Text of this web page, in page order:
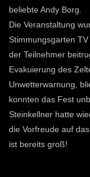
beliebte Andy Borg.
Die Veranstaltung
Stimmungsgarten
der Teilnehmer
Evakuierung des
Unwetterwarnung,
konnten das Fest
Steinkellner hatte
die Vorfreude auf
ist bereits groß!